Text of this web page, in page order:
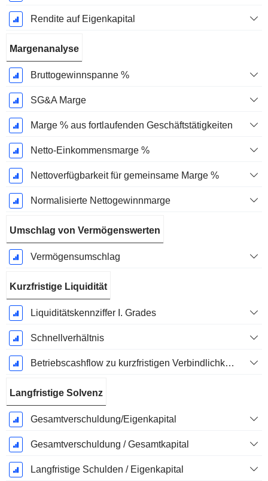
Rendite auf Eigenkapital
Margenanalyse
Bruttogewinnspanne %
SG&A Marge
Marge % aus fortlaufenden Geschäftstätigkeiten
Netto-Einkommensmarge %
Nettoverfügbarkeit für gemeinsame Marge %
Normalisierte Nettogewinnmarge
Umschlag von Vermögenswerten
Vermögensumschlag
Kurzfristige Liquidität
Liquiditätskennziffer I. Grades
Schnellverhältnis
Betriebscashflow zu kurzfristigen Verbindlichkeiten
Langfristige Solvenz
Gesamtverschuldung/Eigenkapital
Gesamtverschuldung / Gesamtkapital
Langfristige Schulden / Eigenkapital